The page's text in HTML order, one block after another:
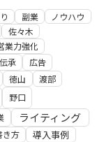
副業
ノウハウ
佐々木
業力強化
承
広告
徳山 渡部
野口
ライティング
き方 導入事例